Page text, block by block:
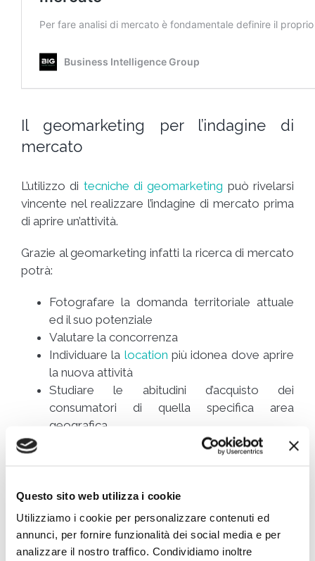
Questo sito web utilizza i cookie
Utilizziamo i cookie per personalizzare contenuti ed
annunci, per fornire funzionalità dei social media e per
analizzare il nostro traffico. Condividiamo inoltre
Il geomarketing per l’indagine di
mercato
L’utilizzo di tecniche di geomarketing può rivelarsi
vincente nel realizzare l’indagine di mercato prima
di aprire un’attività.
Grazie al geomarketing infatti la ricerca di mercato
potrà:
Fotografare la domanda territoriale attuale
ed il suo potenziale
Valutare la concorrenza
Individuare la location più idonea dove aprire
la nuova attività
Studiare le abitudini d’acquisto dei
consumatori di quella specifica area
geografica
Raccogliere informazioni riguardanti non solo le
residenza, luoghi turistici e città visitate, mezzi di
permette di avere a disposizione dati utili per la
creazione del business plan.